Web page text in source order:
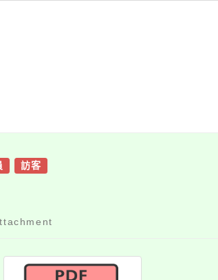
訪客